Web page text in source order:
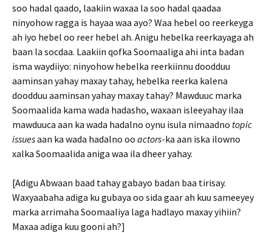
soo hadal qaado, laakiin waxaa la soo hadal qaadaa
ninyohow ragga is hayaa waa ayo? Waa hebel oo reerkeyga
ah iyo hebel oo reer hebel ah. Anigu hebelka reerkayaga ah
baan la socdaa. Laakiin qofka Soomaaliga ahi inta badan
isma waydiiyo: ninyohow hebelka reerkiinnu doodduu
aaminsan yahay maxay tahay, hebelka reerka kalena
doodduu aaminsan yahay maxay tahay? Mawduuc marka
Soomaalida kama wada hadasho, waxaan isleeyahay ilaa
mawduuca aan ka wada hadalno oynu isula nimaadno topic
issuesaan ka wada hadalno oo actors-ka aan iska ilowno
xalka Soomaalida aniga waa ila dheer yahay.
[Adigu Abwaan baad tahay gabayo badan baa tirisay.
Waxyaabaha adiga ku gubaya oo sida gaar ah kuu sameeyey
marka arrimaha Soomaaliya laga hadlayo maxay yihiin?
Maxaa adiga kuu gooni ah?]